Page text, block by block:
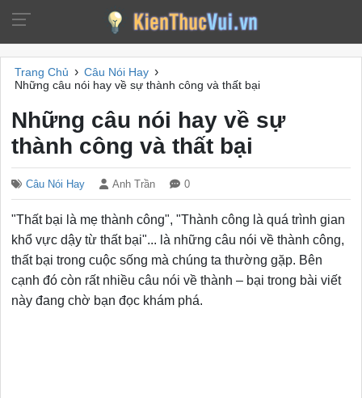
Trang Chủ › Câu Nói Hay ›
Những câu nói hay về sự thành công và thất bại
Những câu nói hay về sự
thành công và thất bại
Câu Nói Hay Anh Trần 0
"Thất bại là mẹ thành công", "Thành công là quá trình gian
khổ vực dậy từ thất bại"... là những câu nói về thành công,
thất bại trong cuộc sống mà chúng ta thường gặp. Bên
cạnh đó còn rất nhiều câu nói về thành – bại trong bài viết
này đang chờ bạn đọc khám phá.